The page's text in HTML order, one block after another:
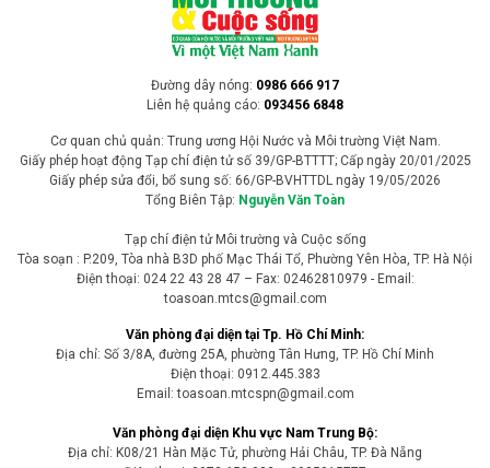
Dự án Nhà máy điện rác Bỉm Sơn (Thanh Hóa) vẫn còn nhiều hạng
mục thi công chậm so với kế hoạch, trong khi nhu cầu xử lý rác thải
tăng cường kiểm tra, đôn đốc chủ đầu tư đẩy nhanh tiến độ để sớm
đưa dự án vào vận hành.
Môi trường - Tài nguyên
Mưa kéo dài gây sạt lở nghiêm trọng tại
nhiều địa phương ở Lào Cai